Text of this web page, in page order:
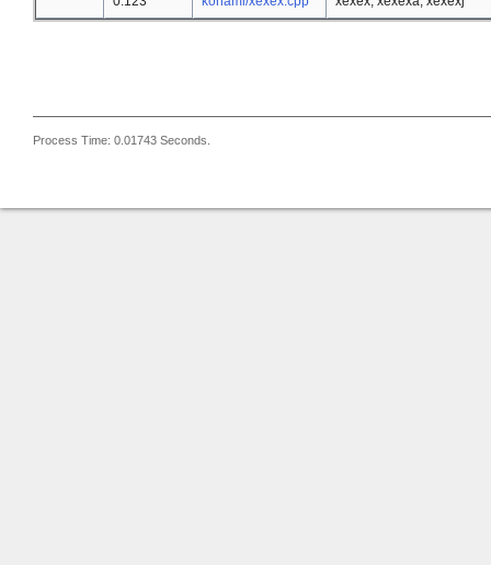
Process Time: 0.01743 Seconds.